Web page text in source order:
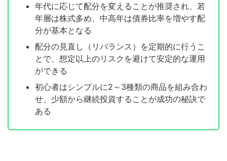
年代に応じて配分を変えることが推奨され、若
年層は株式多め、中高年は債券比率を増やす配
分が基本となる
配分の見直し（リバランス）を定期的に行うこ
とで、想定以上のリスクを避けて安定的な運用
ができる
初心者はシンプルに2～3種類の商品を組み合わ
せ、少額から継続投資することが成功の秘訣で
ある